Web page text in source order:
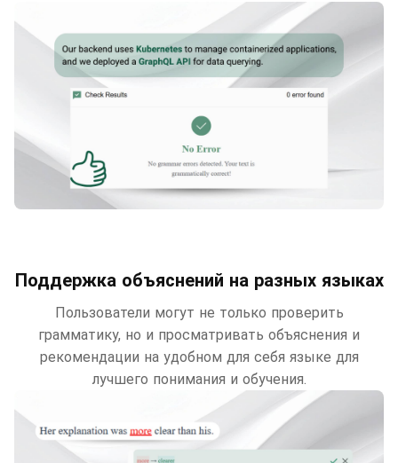
Поддержка объяснений на разных языках
Пользователи могут не только проверить
грамматику, но и просматривать объяснения и
рекомендации на удобном для себя языке для
лучшего понимания и обучения.